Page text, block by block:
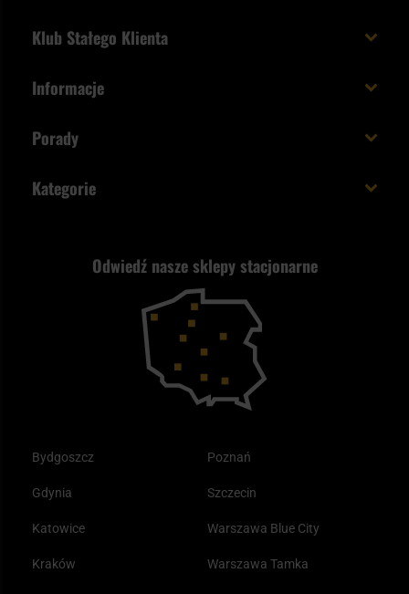
Paczka w weekend
Status zamówienia
Wysyłka za granicę
Reklamacje i gwarancja
Klub Stałego Klienta
Unboxing Militaria.pl
Logowanie
Odwiedź nasze sklepy stacjonarne
Bydgoszcz
Gdynia
Katowice
Kraków
Poznań
Szczecin
Warszawa Blue City
Warszawa Tamka
Informacje
Polityka prywatności
Kupony i kody rabatowe
Porady
Plecak ewakuacyjny preppersa
Kategorie
Samoobrona